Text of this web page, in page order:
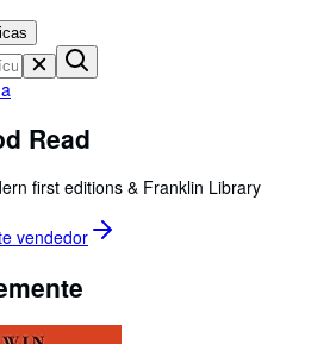
Read
first editions & Franklin Library
vendedor